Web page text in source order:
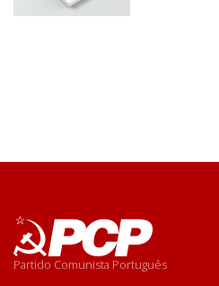
Partido Comunista Português